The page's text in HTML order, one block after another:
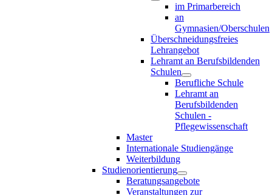
im Primarbereich
an
Gymnasien/Oberschulen
Überschneidungsfreies
Lehrangebot
Lehramt an Berufsbildenden
Schulen
Berufliche Schule
Lehramt an
Berufsbildenden
Schulen -
Pflegewissenschaft
Master
Internationale Studiengänge
Weiterbildung
Studienorientierung
Beratungsangebote
Veranstaltungen zur